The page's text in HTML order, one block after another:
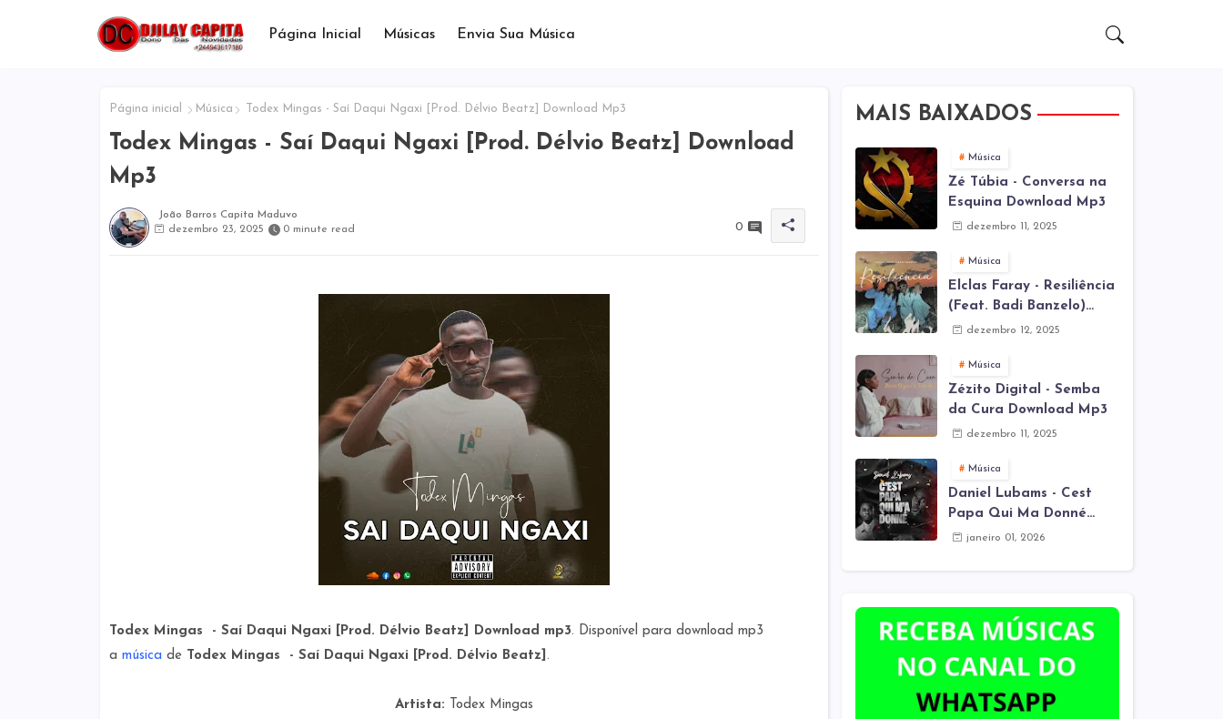
Página Inicial Músicas Envia Sua Música
Página inicial Música Todex Mingas - Saí Daqui Ngaxi [Prod. Délvio Beatz] Download Mp3
Todex Mingas - Saí Daqui Ngaxi [Prod. Délvio Beatz] Download
Mp3
João Barros Capita Maduvo
dezembro 23, 2025
0 minute read 0
Todex Mingas - Saí Daqui Ngaxi [Prod. Délvio Beatz] Download mp3. Disponível para download mp3
a música de Todex Mingas - Saí Daqui Ngaxi [Prod. Délvio Beatz] .
Artista: Todex Mingas
MAIS BAIXADOS
Música
Zé Túbia - Conversa na
Esquina Download Mp3
dezembro 11, 2025
Música
Elclas Faray - Resiliência
(Feat. Badi Banzelo)
Download Mp3
dezembro 12, 2025
Música
Zézito Digital - Semba
da Cura Download Mp3
dezembro 11, 2025
Música
Daniel Lubams - Cest
Papa Qui Ma Donné
(Mes Remix) Download
janeiro 01, 2026